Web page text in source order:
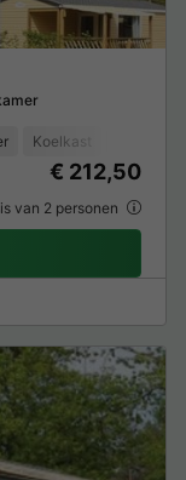
Koelkast
€ 212,50
van 2 personen